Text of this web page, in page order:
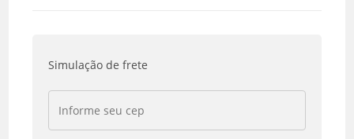
Simulação de frete